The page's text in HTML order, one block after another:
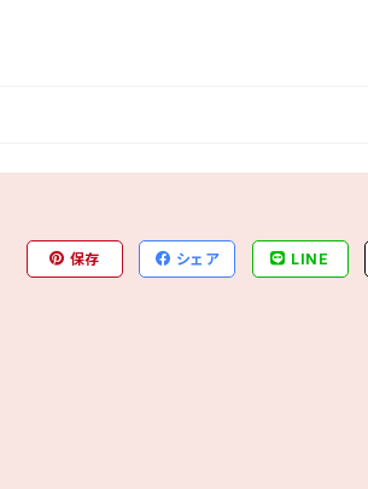
保存 シェア LINE